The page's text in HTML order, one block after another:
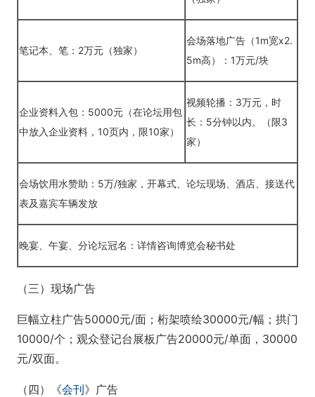
笔记本、笔：2万元（独家）
会场落地广告（1m宽x2.
5m高）：1万元/块
企业资料入包：5000元（在论坛用包
中放入企业资料，10页内，限10家）
视频轮播：3万元，时
长：5分钟以内。（限3
家）
会场饮用水赞助：5万/独家，开幕式、论坛现场、酒店、接送代
表及嘉宾车辆发放
晚宴、午宴、分论坛冠名：详情咨询博览会秘书处
（三）现场广告
巨幅立柱广告50000元/面；桁架喷绘30000元/幅；拱门
10000/个；观众登记台展板广告20000元/单面，30000
元/双面。
（四）《会刊》广告